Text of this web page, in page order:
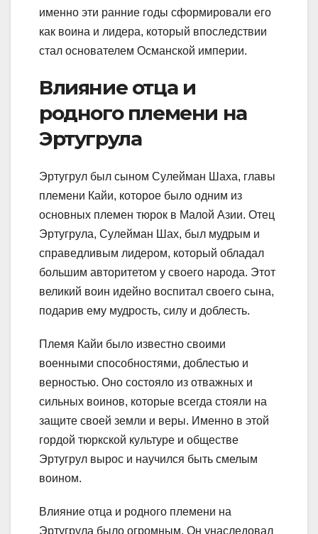
именно эти ранние годы сформировали его
как воина и лидера, который впоследствии
стал основателем Османской империи.
Влияние отца и
родного племени на
Эртугрула
Эртугрул был сыном Сулейман Шаха, главы
племени Кайи, которое было одним из
основных племен тюрок в Малой Азии. Отец
Эртугрула, Сулейман Шах, был мудрым и
справедливым лидером, который обладал
большим авторитетом у своего народа. Этот
великий воин идейно воспитал своего сына,
подарив ему мудрость, силу и доблесть.
Племя Кайи было известно своими
военными способностями, доблестью и
верностью. Оно состояло из отважных и
сильных воинов, которые всегда стояли на
защите своей земли и веры. Именно в этой
гордой тюркской культуре и обществе
Эртугрул вырос и научился быть смелым
воином.
Влияние отца и родного племени на
Эртугрула было огромным. Он унаследовал